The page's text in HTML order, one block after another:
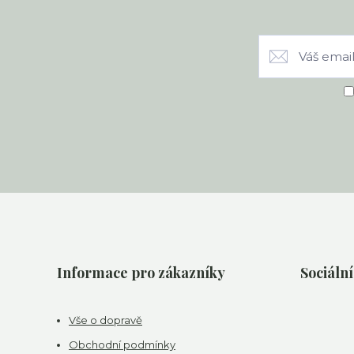
Informace pro zákazníky
Vše o dopravě
Obchodní podmínky